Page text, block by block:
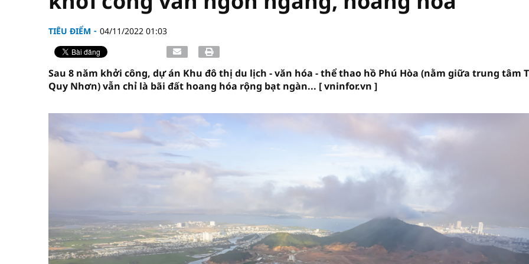
TIÊU ĐIỂM 04/11/2022 01:03
Sau 8 năm khởi công, dự án Khu đô thị du lịch - văn hóa - thể thao hồ Phú Hòa (nằm giữa trung tâm
Quy Nhơn) vẫn chỉ là bãi đất hoang hóa rộng bạt ngàn... [ vninfor.vn ]